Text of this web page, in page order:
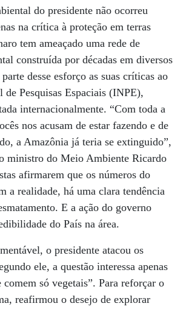
do presidente não ocorreu
na crítica à proteção em terras
tem ameaçado uma rede de
construída por décadas em diversos
desse esforço as suas críticas ao
Pesquisas Espaciais (INPE),
internacionalmente. “Com toda a
nos acusam de estar fazendo e de
a Amazônia já teria se extinguido”,
ministro do Meio Ambiente Ricardo
afirmarem que os números do
a realidade, há uma clara tendência
E a ação do governo
do País na área.
o presidente atacou os
ele, a questão interessa apenas
comem só vegetais”. Para reforçar o
reafirmou o desejo de explorar